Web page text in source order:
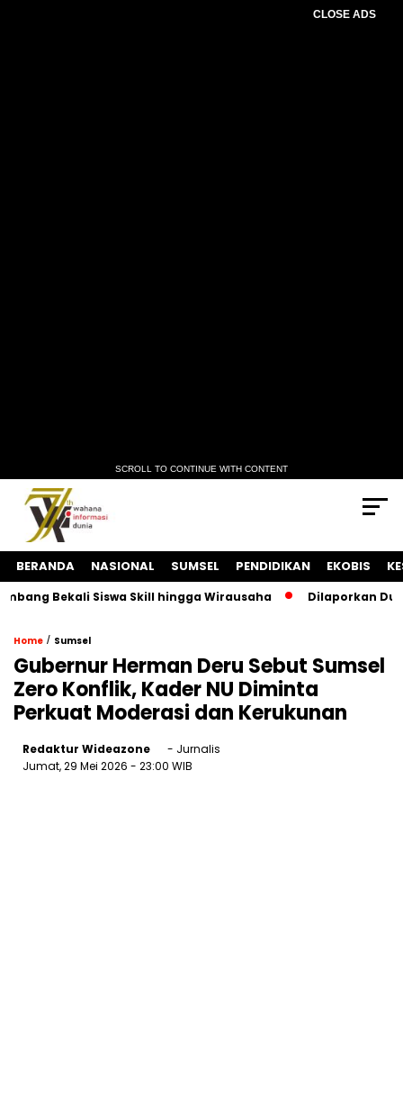
CLOSE ADS
SCROLL TO CONTINUE WITH CONTENT
BERANDA NASIONAL SUMSEL PENDIDIKAN EKOBIS
Bekali Siswa Skill hingga Wirausaha Dilaporkan Dugaan
Home / Sumsel
Gubernur Herman Deru Sebut Sumsel
Zero Konflik, Kader NU Diminta
Perkuat Moderasi dan Kerukunan
Redaktur Wideazone
- Jurnalis
Jumat, 29 Mei 2026 - 23:00 WIB